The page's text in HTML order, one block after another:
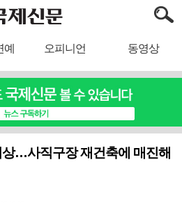
예 오피니언 동영상
…사직구장 재건축에 매진해